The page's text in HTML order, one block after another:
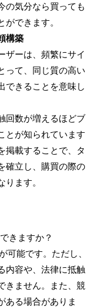
の気分なら買っても
できます。
構築
ザーは、頻繁にサイ
って、同じ質の高い
できることを意味し
回数が増えるほどブ
とが知られています
掲載することで、タ
確立し、購買の際の
ます。
きますか？
可能です。ただし、
内容や、法律に抵触
きません。また、競
ある場合がありま